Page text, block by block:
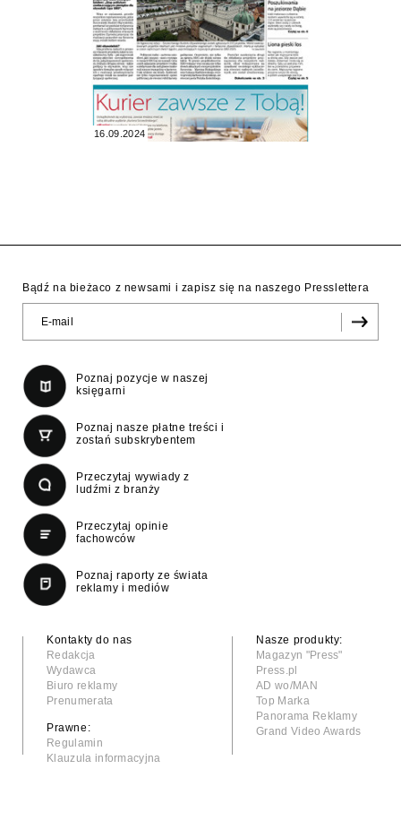
16.09.2024
Bądź na bieżaco z newsami i zapisz się na naszego Presslettera
Poznaj pozycje w naszej
księgarni
Poznaj nasze płatne treści i
zostań subskrybentem
Przeczytaj wywiady z
ludźmi z branży
Przeczytaj opinie
fachowców
Poznaj raporty ze świata
reklamy i mediów
Kontakty do nas
Redakcja
Wydawca
Biuro reklamy
Prenumerata
Prawne:
Regulamin
Klauzula informacyjna
Nasze produkty:
Magazyn "Press"
Press.pl
AD wo/MAN
Top Marka
Panorama Reklamy
Grand Video Awards